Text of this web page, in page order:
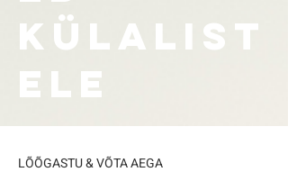
KÜLALIST
ELE
LÕÕGASTU & VÕTA AEGA